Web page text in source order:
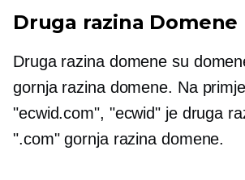
Druga razina Domene
Druga razinadomene su
gornja razinadomene. Na
"ecwid.com", "ecwid" je druga
".com"gornja razina domene.